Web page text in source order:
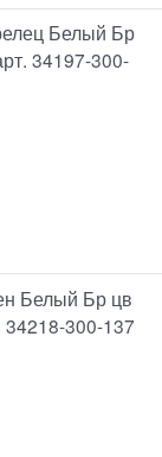
Белый Бр
34197-300-
Белый Бр цв
300-137